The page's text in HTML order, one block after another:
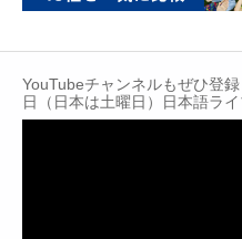
About Us
YouTubeチャンネルもぜひ登
日（日本は土曜日）日本語ラ